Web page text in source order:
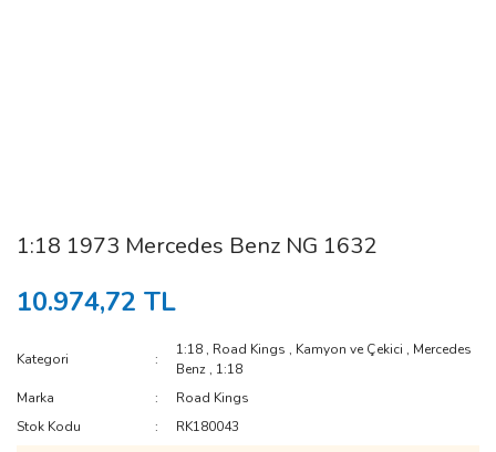
1:18 1973 Mercedes Benz NG 1632
10.974,72 TL
Kategori
1:18 , Road Kings , Kamyon ve Çekici , Mercedes
Benz , 1:18
Marka
Road Kings
Stok Kodu
RK180043